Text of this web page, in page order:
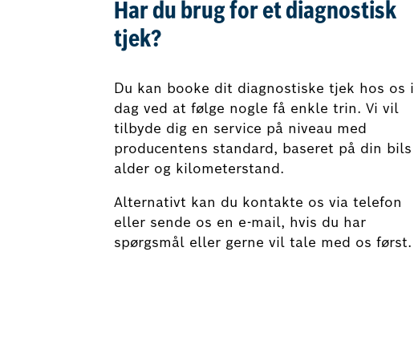
Har du brug for et diagnostisk
tjek?
Du kan booke dit diagnostiske tjek hos os i
dag ved at følge nogle få enkle trin. Vi vil
tilbyde dig en service på niveau med
producentens standard, baseret på din bils
alder og kilometerstand.
Alternativt kan du kontakte os via telefon
eller sende os en e-mail, hvis du har
spørgsmål eller gerne vil tale med os først.